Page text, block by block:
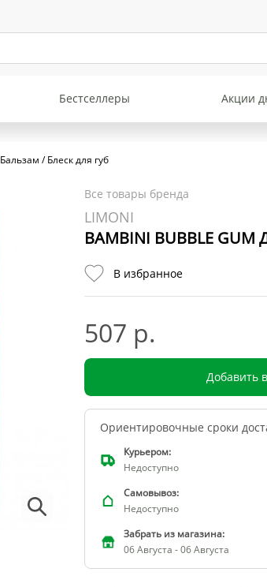
Бестселлеры Акции
Бальзам / Блеск для губ
Все товары бренда
LIMONI
BAMBINI BUBBLE
В избранное
507 р.
Добавить
Ориентировочные сроки
Курьером:
Недоступно
Самовывоз:
Недоступно
Забрать из магазина:
06 Августа - 06 Августа